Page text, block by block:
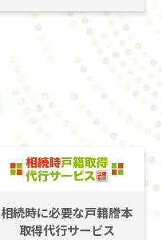
相続時に必要な戸籍謄本
取得代行サービス